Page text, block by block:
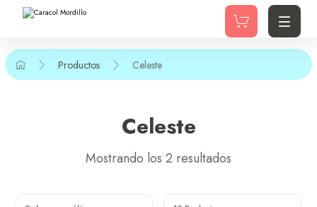
Productos Celeste
Celeste
Mostrando los 2 resultados